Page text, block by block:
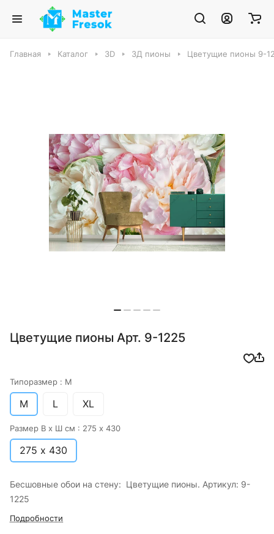
Главная Каталог 3D 3Д пионы Цветущие пионы 9-
Цветущие пионы Арт. 9-1225
Типоразмер : M
M L XL
Размер В х Ш см : 275 х 430
275 х 430
Бесшовные обои на стену: Цветущие пионы. Артикул: 9-
1225
Подробности